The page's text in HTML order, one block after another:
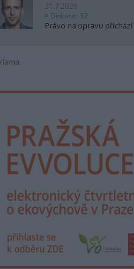
31.7.2026
Diskuse: 32
Právo na opravu přichází